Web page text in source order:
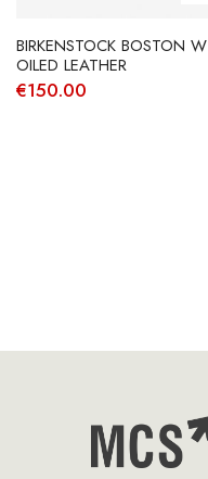
BIRKENSTOCK BOSTON W
OILED LEATHER
€150.00